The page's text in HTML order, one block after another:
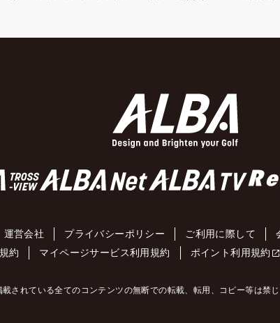
運営会社 プライバシーポリシー ご利用に際して
約
マイページサービス利用規約 ポイント利用規約
載されている全てのコンテンツの無断での転載、転用、コピー等は禁